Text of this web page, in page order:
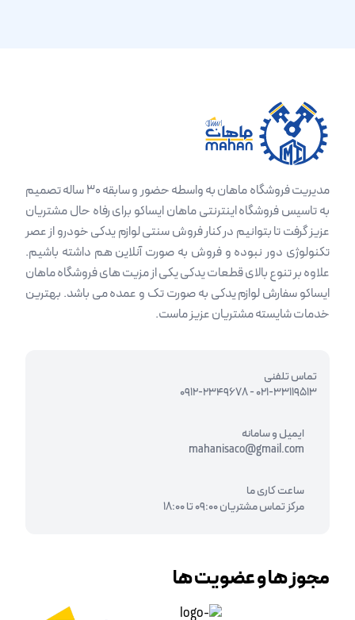
مدیریت فروشگاه ماهان به واسطه حضور و سابقه 30 ساله تصمیم
به تاسیس فروشگاه اینترنتی ماهان ایساکو برای رفاه حال مشتریان
عزیز گرفت تا بتوانیم در کنار فروش سنتی لوازم یدکی خودرو از عصر
تکنولوژی دور نبوده و فروش به صورت آنلاین هم داشته باشیم.
علاوه بر تنوع بالای قطعات یدکی یکی از مزیت های فروشگاه ماهان
ایساکو سفارش لوازم یدکی به صورت تک و عمده می باشد. بهترین
خدمات شایسته مشتریان عزیز ماست.
تماس تلفنی
021-33119513
-
0912-2349678
ایمیل و سامانه
mahanisaco@gmail.com
ساعت کاری ما
مرکز تماس مشتریان 09:00 تا 18:00
مجوز ها و عضویت ها